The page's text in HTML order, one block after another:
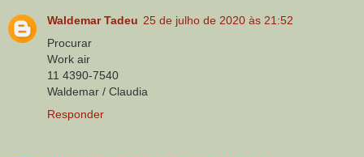
Waldemar Tadeu 25 de julho de 2020 às 21:52
Procurar
Work air
11 4390-7540
Waldemar / Claudia
Responder